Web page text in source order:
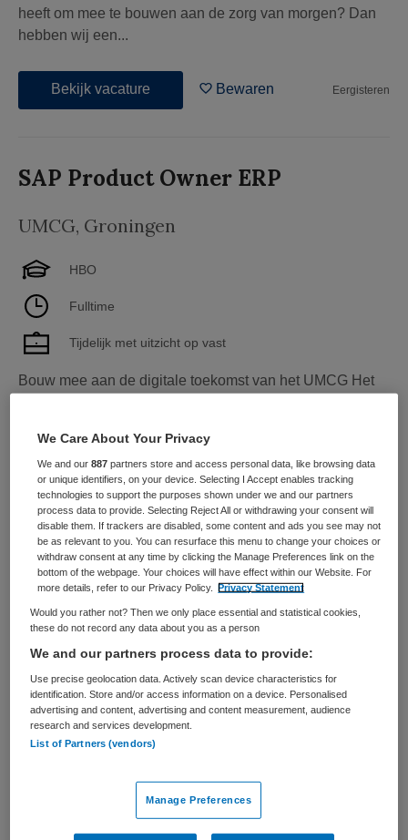
heeft om mee te bouwen aan de zorg van morgen? Dan
hebben wij een...
Bekijk vacature Bewaren Eergisteren
SAP Product Owner ERP
UMCG, Groningen
HBO
Fulltime
Tijdelijk met uitzicht op vast
Bouw mee aan de digitale toekomst van het UMCG Het
toekomst voor iedereen. Digitale transformatie speelt
hierin een sleutelrol om de strategische ambities van het
UMCG te...
Bekijk vacature Bewaren Gisteren
Senior SAP Logistiek Consultant
UMCG,Groningen
HBO
Tijdelijk met uitzicht op vast
Bouw mee aan de logistieke ERP-transformatie van het
We Care About Your Privacy
We and our887 partners store and access personal data, like browsing data
or unique identifiers, on your device. Selecting I Accept enables tracking
technologies to support the purposes shown under we and our partners
process data to provide. Selecting Reject All or withdrawing your consent will
disable them. If trackers are disabled, some content and ads you see may not
be as relevant to you. You can resurface this menu to change your choices or
withdraw consent at any time by clicking the Manage Preferences link on the
bottom of the webpage. Your choices will have effect within our Website. For
more details, refer to our Privacy Policy.
Privacy Statement
Would you rather not? Then we only place essential and statistical cookies,
these do not record any data about you as a person
We and our partners process data to provide:
Use precise geolocation data. Actively scan device characteristics for
identification. Store and/or access information on a device. Personalised
advertising and content, advertising and content measurement, audience
research and services development.
List of Partners (vendors)
Manage Preferences